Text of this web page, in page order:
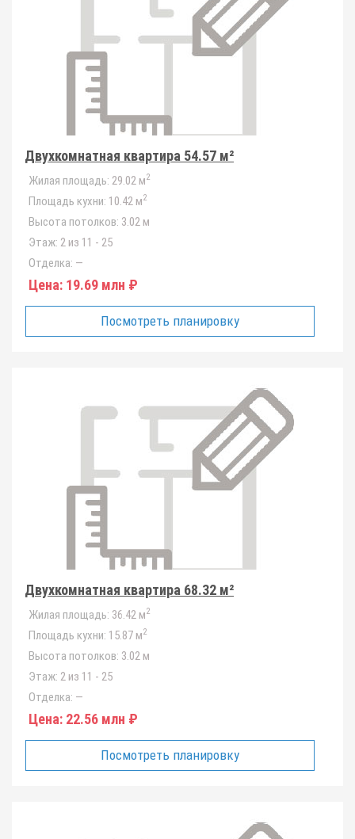
Двухкомнатная квартира 54.57 м²
Жилая площадь: 29.02 м2
Площадь кухни: 10.42 м2
Высота потолков: 3.02 м
Этаж: 2 из 11 - 25
Отделка: —
Цена: 19.69 млн ₽
Посмотреть планировку
Двухкомнатная квартира 68.32 м²
Жилая площадь: 36.42 м2
Площадь кухни: 15.87 м2
Высота потолков: 3.02 м
Этаж: 2 из 11 - 25
Отделка: —
Цена: 22.56 млн ₽
Посмотреть планировку